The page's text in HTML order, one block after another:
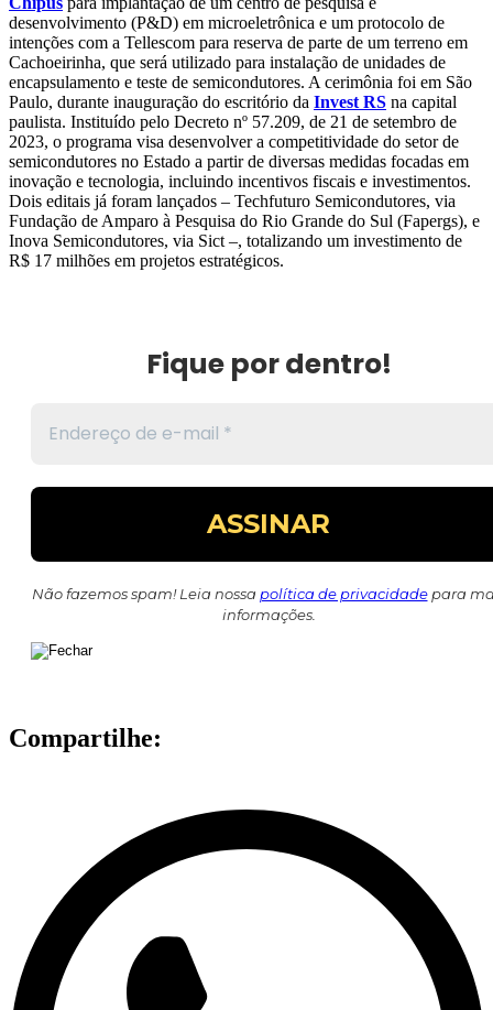
desenvolvimento (P&D) em microeletrônica e um protocolo de
intenções com a Tellescom para reserva de parte de um terreno em
Cachoeirinha, que será utilizado para instalação de unidades de
encapsulamento e teste de semicondutores. A cerimônia foi em São
Paulo, durante inauguração do escritório da Invest RS na capital
paulista. Instituído pelo Decreto nº 57.209, de 21 de setembro de
2023, o programa visa desenvolver a competitividade do setor de
semicondutores no Estado a partir de diversas medidas focadas em
inovação e tecnologia, incluindo incentivos fiscais e investimentos.
Dois editais já foram lançados – Techfuturo Semicondutores, via
Fundação de Amparo à Pesquisa do Rio Grande do Sul (Fapergs), e
Inova Semicondutores, via Sict –, totalizando um investimento de
R$ 17 milhões em projetos estratégicos.
Fique por dentro!
Não fazemos spam! Leia nossapolítica de privacidadepara
informações.
Compartilhe: